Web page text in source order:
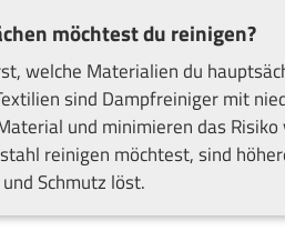
möchtest du reinigen?
welche Materialien du
sind Dampfreiniger mit
und minimieren das
reinigen möchtest, sind
Schmutz löst.